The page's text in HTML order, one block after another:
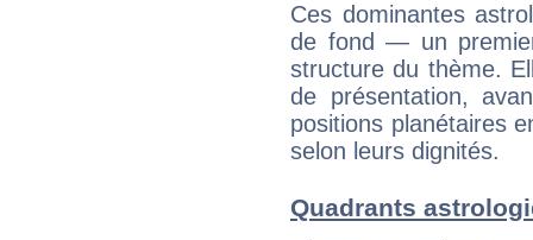
Ces dominantes
de fond — un
structure du thème.
de présentation,
positions planétaires
selon leurs dignités.
Quadrants